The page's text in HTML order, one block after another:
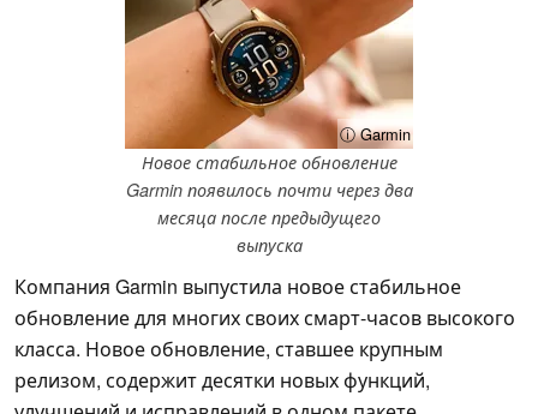
ⓘ Garmin
Новое стабильное обновление
Garmin появилось почти через два
месяца после предыдущего
выпуска
Компания Garmin выпустила новое стабильное
обновление для многих своих смарт-часов высокого
класса. Новое обновление, ставшее крупным
релизом, содержит десятки новых функций,